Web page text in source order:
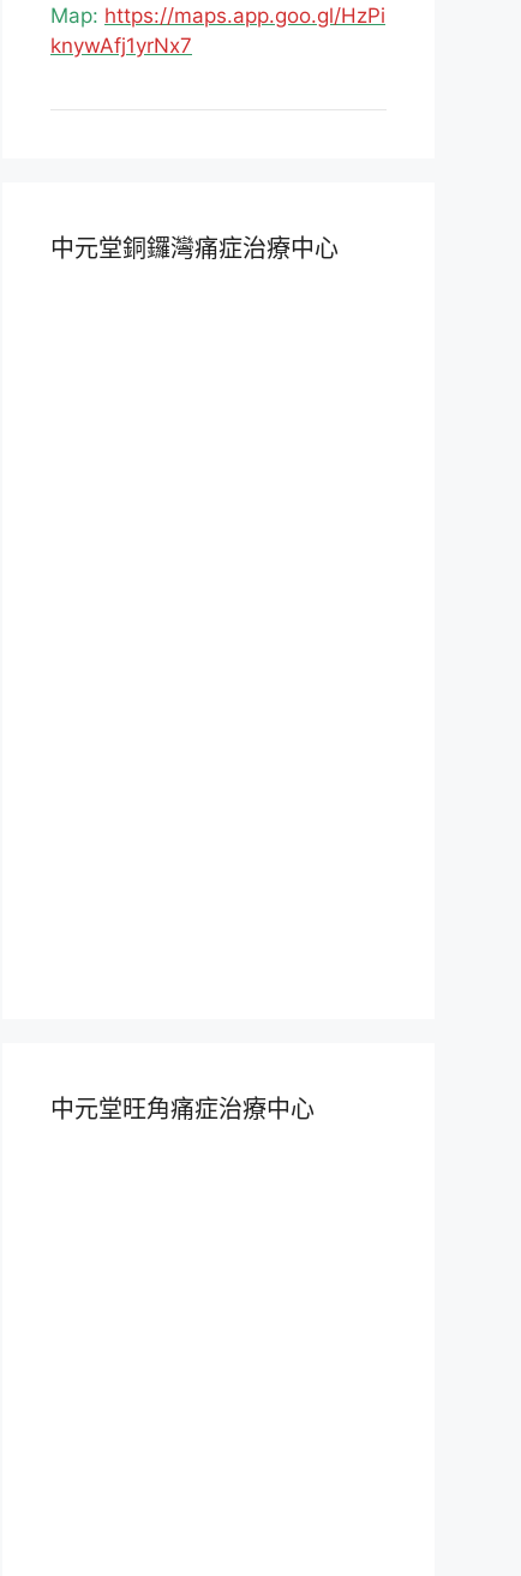
Map: https://maps.app.goo.gl/HzPi
knywAfj1yrNx7
中元堂銅鑼灣痛症治療中心
中元堂旺角痛症治療中心